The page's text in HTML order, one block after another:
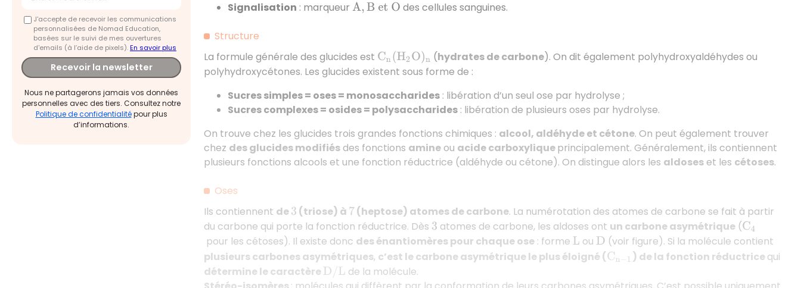
J'accepte de recevoir les communications
personnalisées de Nomad Education,
basées sur le suivi de mes ouvertures
d'emails (à l’aide de pixels).En savoir plus
Recevoir la newsletter
Nous ne partagerons jamais vos données
personnelles avec des tiers. Consultez notre
Politique de confidentialitépour plus
d’informations.
Signalisation : marqueur A,B etO des cellules sanguines.
Structure
La formule générale des glucides est Cn (H2O)n (hydrates de carbone). On dit également polyhydroxyaldéhydes ou
polyhydroxycétones. Les glucides existent sous forme de :
Sucres simples = oses = monosaccharides: libération d’un seul ose par hydrolyse ;
Sucres complexes = osides = polysaccharides: libération de plusieurs oses par hydrolyse.
On trouve chez les glucides trois grandes fonctions chimiques : alcool, aldéhyde et cétone. On peut également trouver
chez des glucides modifiésdes fonctions amineou acide carboxyliqueprincipalement. Généralement, ils contiennent
plusieurs fonctions alcools et une fonction réductrice (aldéhyde ou cétone). On distingue alors les aldoseset les cétoses.
Oses
Ils contiennent de3 (triose) à 7(heptose) atomes de carbone. La numérotation des atomes de carbone se fait à partir
du carbone qui porte la fonction réductrice. Dès 3 atomes de carbone, les aldoses ont un carbone asymétrique(C4
pour les cétoses). Il existe donc des énantiomères pour chaque ose: forme L ouD (voir figure). Si la molécule contient
plusieurs carbones asymétriques, c’est le carbone asymétrique le plus éloigné (Cn 1 ) de la fonction réductricequi
détermine le caractèreD/L
de la molécule.